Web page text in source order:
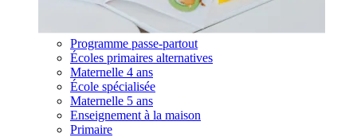
Programme passe-partout
Écoles primaires alternatives
Maternelle 4 ans
École spécialisée
Maternelle 5 ans
Enseignement à la maison
Primaire